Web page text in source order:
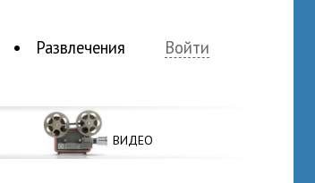
Развлечения Войти
ВИДЕО